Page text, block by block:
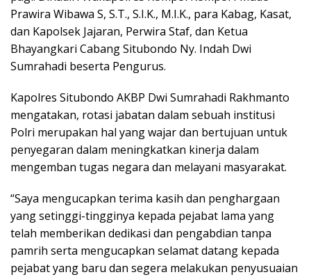
Prawira Wibawa S, S.T., S.I.K., M.I.K., para Kabag, Kasat,
dan Kapolsek Jajaran, Perwira Staf, dan Ketua
Bhayangkari Cabang Situbondo Ny. Indah Dwi
Sumrahadi beserta Pengurus.
Kapolres Situbondo AKBP Dwi Sumrahadi Rakhmanto
mengatakan, rotasi jabatan dalam sebuah institusi
Polri merupakan hal yang wajar dan bertujuan untuk
penyegaran dalam meningkatkan kinerja dalam
mengemban tugas negara dan melayani masyarakat.
“Saya mengucapkan terima kasih dan penghargaan
yang setinggi-tingginya kepada pejabat lama yang
telah memberikan dedikasi dan pengabdian tanpa
pamrih serta mengucapkan selamat datang kepada
pejabat yang baru dan segera melakukan penyusuaian